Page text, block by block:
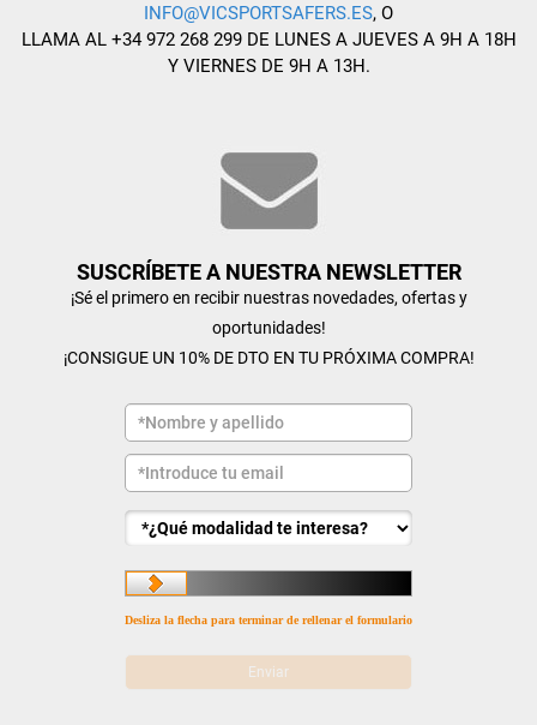
INFO@VICSPORTSAFERS.ES, O
LLAMA AL +34 972 268 299 DE LUNES A JUEVES A 9H A 18H
Y VIERNES DE 9H A 13H.
SUSCRÍBETE A NUESTRA NEWSLETTER
¡Sé el primero en recibir nuestras novedades, ofertas y
oportunidades!
¡CONSIGUE UN 10% DE DTO EN TU PRÓXIMA COMPRA!
Desliza la flecha para terminar de rellenar el formulario